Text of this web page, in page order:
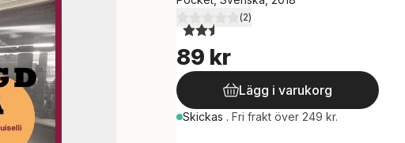
2,5utav 5 stjärnor. Totalt antal röster:
(2)
89 kr
Lägg i varukorg
Skickas . Fri frakt över 249 kr.